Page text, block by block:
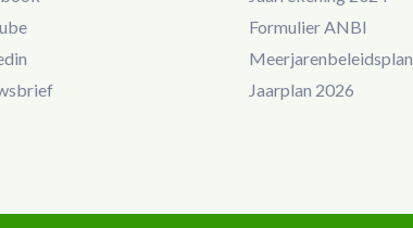
Formulier ANBI
Meerjarenbeleidsplan
Jaarplan 2026